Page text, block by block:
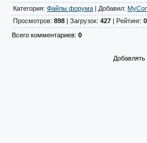
Категория: Файлы форума | Добавил:
Просмотров: 898 | Загрузок: 427 | Рейтинг:
Всего комментариев: 0
Добавлять